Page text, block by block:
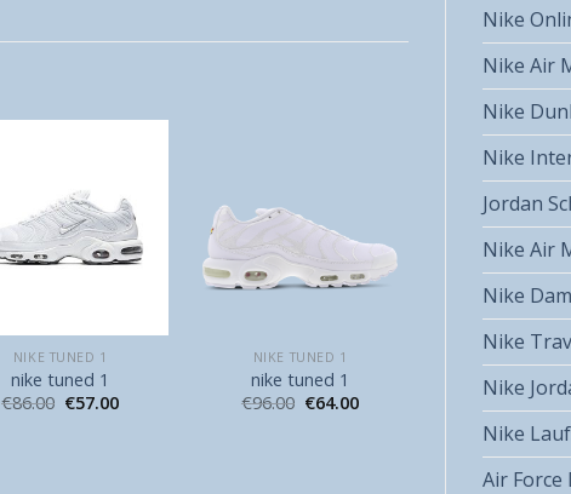
Nike
Nike Air
Nike
Nike
Jordan
Nike Air
Nike
Nike
Nike
Nike
Air Force
NIKE TUNED 1
nike tuned 1
€86.00 €57.00
NIKE TUNED 1
nike tuned 1
€96.00 €64.00